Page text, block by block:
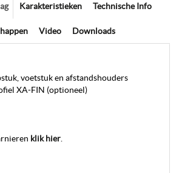
Karakteristieken Technische Info
Video Downloads
voetstuk en afstandshouders
XA-FIN (optioneel)
klik hier